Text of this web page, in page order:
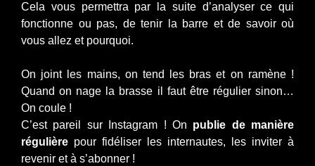
Cela vous permettra par la suite d’analyser ce qui
fonctionne ou pas, de tenir la barre et de savoir où
vous allez et pourquoi.
On joint les mains, on tend les bras et on ramène !
Quand on nage la brasse il faut être régulier sinon…
On coule !
C’est pareil sur Instagram ! On publie de manière
régulière pour fidéliser les internautes, les inviter à
revenir et à s’abonner !